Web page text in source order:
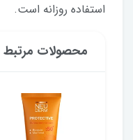
استفاده روزانه است.
محصولات مرتبط